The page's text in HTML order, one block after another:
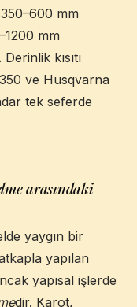
mm
mm
kısıtı
ve Husqvarna
tek seferde
arasındaki
yaygın bir
yapılan
yapısal işlerde
dir. Karot,